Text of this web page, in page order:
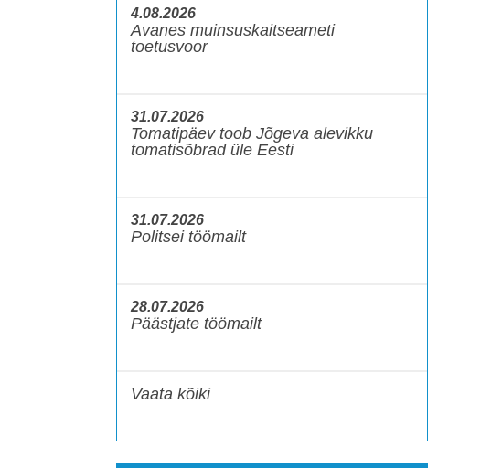
4.08.2026
Avanes muinsuskaitseameti
toetusvoor
31.07.2026
Tomatipäev toob Jõgeva alevikku
tomatisõbrad üle Eesti
31.07.2026
Politsei töömailt
28.07.2026
Päästjate töömailt
Vaata kõiki